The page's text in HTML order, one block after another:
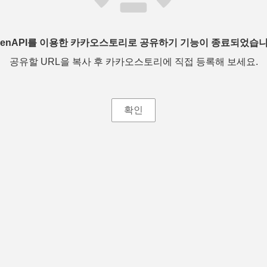
를 이용한 카카오스토리로 공유하기 기능이 종료되었습
공유할 URL을 복사 후 카카오스토리에 직접 등록해 보세요.
확인